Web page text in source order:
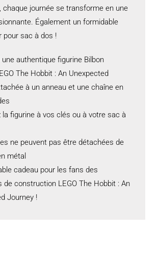
chaque journée se transforme en une
Également un formidable
pour sac à dos !
une authentique figurine Bilbon
The Hobbit : An Unexpected
à un anneau et une chaîne en
la figurine à vos clés ou à votre sac à
ne peuvent pas être détachées de
métal
cadeau pour les fans des
de construction LEGO The Hobbit : An
Journey !